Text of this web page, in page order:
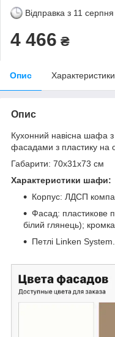
Відправка з 11
4 466 ₴
Опис Характеристики
Опис
Кухонний навісна шафа
фасадами з пластику
Габарити: 70х31х73 см
Характеристики шафи:
Корпус: ЛДСП
Фасад: пластикове
білий глянець);
Петлі Linken System.